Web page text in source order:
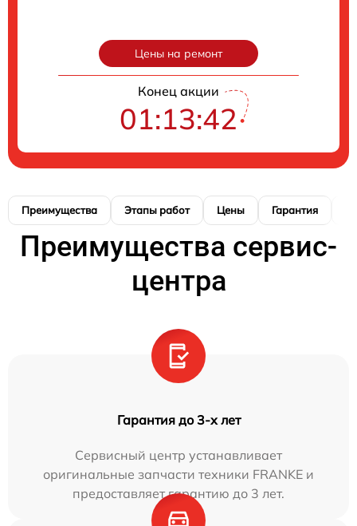
Цены на ремонт
Конец акции
01:13:41
Преимущества Этапы работ Цены Гарантия
Преимущества сервис-
центра
Гарантия до 3-х лет
Сервисный центр устанавливает
оригинальные запчасти техники FRANKE и
предоставляет гарантию до 3 лет.